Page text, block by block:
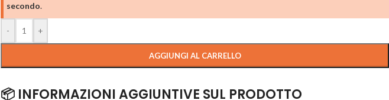
secondo.
- +
AGGIUNGI AL CARRELLO
📦 INFORMAZIONI AGGIUNTIVE SUL PRODOTTO